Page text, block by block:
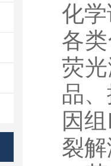
化
各
荧
品
因
裂